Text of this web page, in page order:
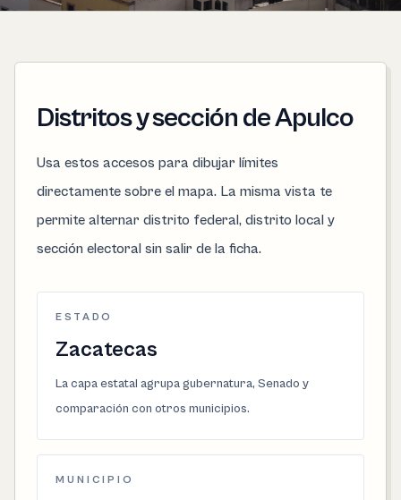
Distritos y sección de Apulco
Usa estos accesos para dibujar límites
directamente sobre el mapa. La misma vista te
permite alternar distrito federal, distrito local y
sección electoral sin salir de la ficha.
ESTADO
Zacatecas
La capa estatal agrupa gubernatura, Senado y
comparación con otros municipios.
MUNICIPIO